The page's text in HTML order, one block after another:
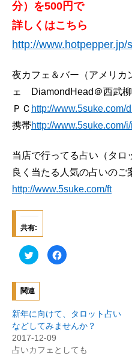
分）を500円で
詳しくはこちら
http://
夜カフェ＆バー（アメリカ
ェ DiamondHead＠西武
ＰＣ http://www.5suke.com/
携帯http://www.5suke.com/
当店で行ってる占い（タ
良く当たる人気の占いの
http://www.5suke.com/ft
共有:
ク
リ
し
て
T
w
i
t
e
r
で
共
F
a
共
有
す
に
は
関連
新年に向けて、タロット占い
などしてみませんか？
2017-12-09
占いカフェとしても